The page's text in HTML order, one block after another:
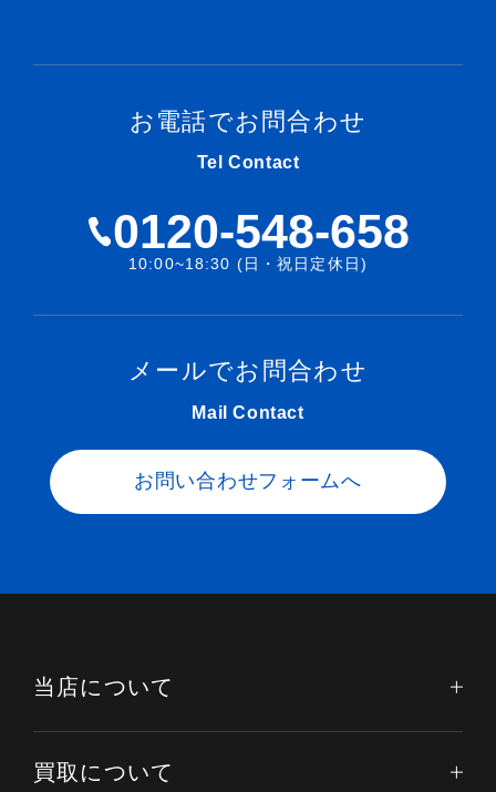
お電話でお問合わせ
Tel Contact
0120-548-658
10:00~18:30 (日・祝日定休日)
メールでお問合わせ
Mail Contact
お問い合わせフォームへ
当店について
買取について